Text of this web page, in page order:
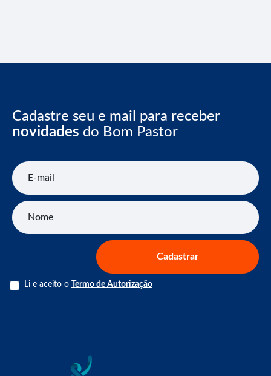
Cadastre seu e mail para receber
novidades do Bom Pastor
E-mail
Nome
Cadastrar
Li e aceito o Termo de Autorização